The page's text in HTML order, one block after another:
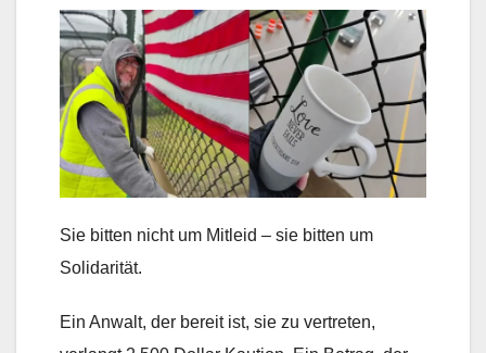
Sie bitten nicht um Mitleid – sie bitten um
Solidarität.
Ein Anwalt, der bereit ist, sie zu vertreten,